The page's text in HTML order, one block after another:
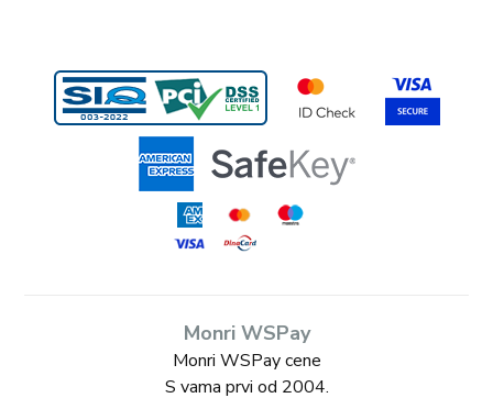
Monri WSPay
Monri WSPay cene
S vama prvi od 2004.